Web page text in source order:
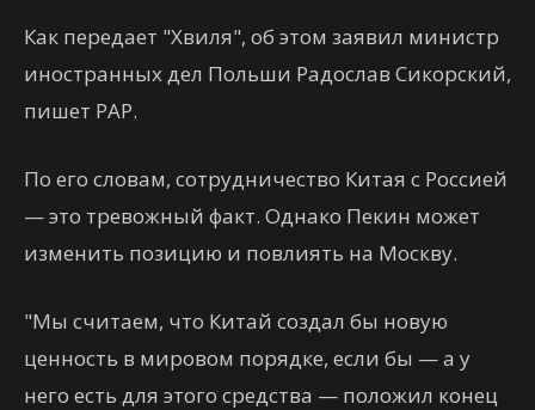
Как передает "Хвиля", об этом заявил министр
иностранных дел Польши Радослав Сикорский,
пишет PAP.
По его словам, сотрудничество Китая с Россией
— это тревожный факт. Однако Пекин может
изменить позицию и повлиять на Москву.
"Мы считаем, что Китай создал бы новую
ценность в мировом порядке, если бы — а у
него есть для этого средства — положил конец